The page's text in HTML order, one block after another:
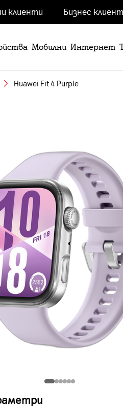
клиенти Бизнес
Мобилни Интернет
Huawei Fit 4 Purple